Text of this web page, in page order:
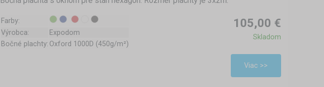
Farby:
Výrobca:
Expodom
Bočné plachty: Oxford 1000D (450g/m²)
105,00 €
Skladom
Viac >>